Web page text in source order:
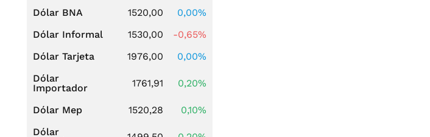
Dólar BNA 1520,00
0,00%
Dólar Informal
1530,00
-0,65%
Dólar Tarjeta
1976,00
0,00%
Dólar
Importador
1761,91 0,20%
Dólar Mep 1520,28
0,10%
Dólar